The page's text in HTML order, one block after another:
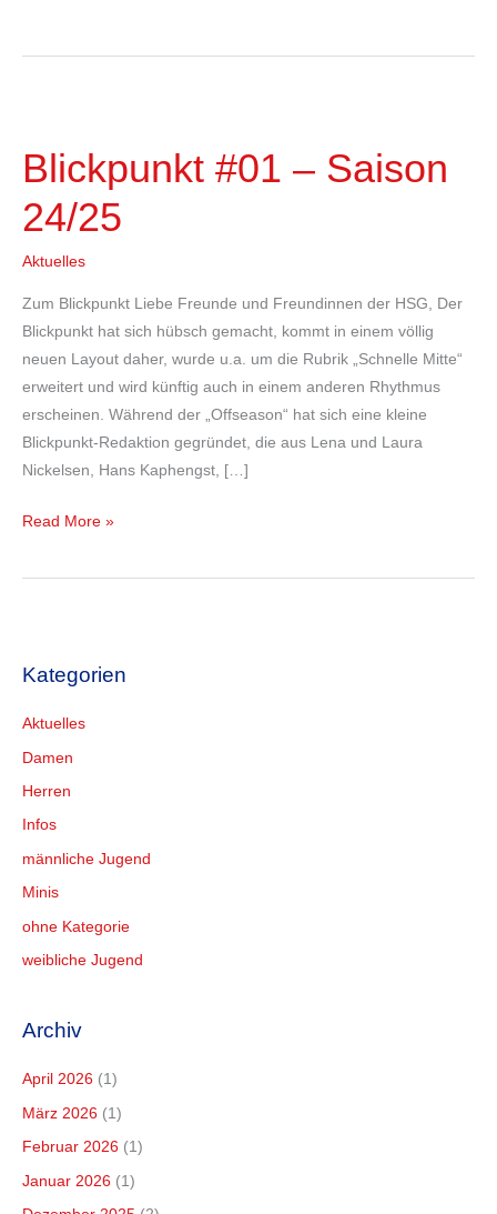
Kategorien
Aktuelles
Damen
Herren
Infos
männliche Jugend
Minis
ohne Kategorie
weibliche Jugend
Archiv
April 2026 (1)
März 2026 (1)
Februar 2026 (1)
Januar 2026 (1)
Blickpunkt #01 – Saison
24/25
Aktuelles
Zum Blickpunkt Liebe Freunde und Freundinnen der HSG, Der
Blickpunkt hat sich hübsch gemacht, kommt in einem völlig
neuen Layout daher, wurde u.a. um die Rubrik „Schnelle Mitte“
erweitert und wird künftig auch in einem anderen Rhythmus
erscheinen. Während der „Offseason“ hat sich eine kleine
Blickpunkt-Redaktion gegründet, die aus Lena und Laura
Nickelsen, Hans Kaphengst, […]
–
24/25
Read More »